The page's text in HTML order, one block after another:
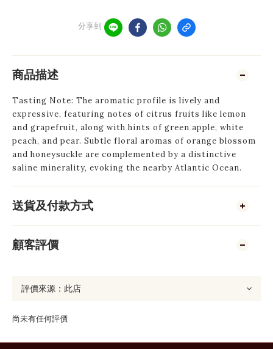
分享到
商品描述
Tasting Note: The aromatic profile is lively and
expressive, featuring notes of citrus fruits like lemon
and grapefruit, along with hints of green apple, white
peach, and pear. Subtle floral aromas of orange blossom
and honeysuckle are complemented by a distinctive
saline minerality, evoking the nearby Atlantic Ocean.
送貨及付款方式
顧客評價
尚未有任何評價